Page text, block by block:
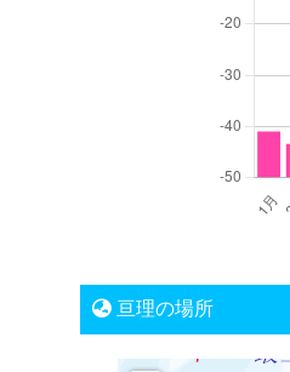
亘理の場所